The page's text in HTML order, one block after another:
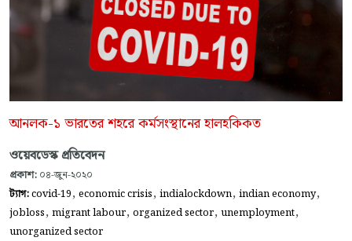
আনলক-১ ভারতের শহরে কর্মসংস্থানের হালহকিকত
ওয়েবডেস্ক প্রতিবেদন
প্রকাশ: ০৪-জুন-২০২০
ট্যাগ:covid-19, economic crisis, indialockdown, indian economy,
jobloss, migrant labour, organized sector, unemployment,
unorganized sector